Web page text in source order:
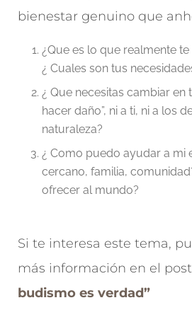
bienestar genuino que
¿Que es lo que realmente
¿ Cuales son tus
¿ Que necesitas cambiar en
hacer daño”, ni a ti, ni a los
naturaleza?
¿ Como puedo ayudar a mi
cercano, familia,
ofrecer al mundo?
Si te interesa este tema,
más información en el
budismo es verdad”